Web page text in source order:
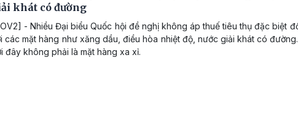
khát có đường
- Nhiều Đại biểu Quốc hội đề nghị không áp thuế tiêu thụ đặc biệt
các mặt hàng như xăng dầu, điều hòa nhiệt độ, nước giải khát có
đây không phải là mặt hàng xa xỉ.